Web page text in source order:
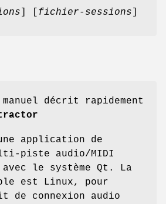
fichier-sessions
décrit rapidement
application de
piste audio/MIDI
le système Qt. La
est Linux, pour
connexion audio